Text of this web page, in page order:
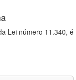
Lei número 11.340, é